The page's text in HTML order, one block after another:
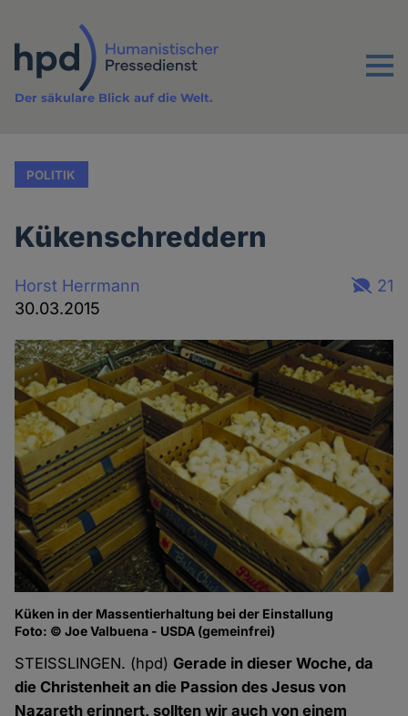
Inhalt
Menu
Der säkulare Blick auf die Welt.
POLITIK
Kükenschreddern
Horst Herrmann
30.03.2015
21
Küken in der Massentierhaltung bei der Einstallung
Foto: © Joe Valbuena - USDA (gemeinfrei)
STEISSLINGEN. (hpd)Gerade in dieser Woche, da
die Christenheit an die Passion des Jesus von
Nazareth erinnert, sollten wir auch von einem